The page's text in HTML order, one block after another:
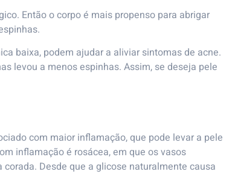
Então o corpo é mais propenso para abrigar
baixa, podem ajudar a aliviar sintomas de acne.
levou a menos espinhas. Assim, se deseja pele
com maior inflamação, que pode levar a pele
inflamação é rosácea, em que os vasos
Desde que a glicose naturalmente causa